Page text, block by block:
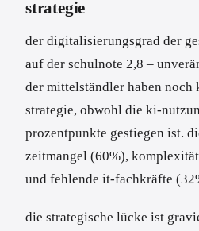
strategie
der digitalisierungsgrad der
auf der schulnote 2,8 –
der mittelständler haben noch
strategie, obwohl die ki-
prozentpunkte gestiegen ist.
zeitmangel (60%),
und fehlende it-fachkräfte
die strategische lücke ist